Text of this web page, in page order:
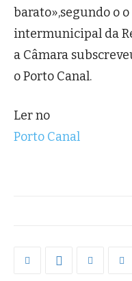
barato»,segundo o
intermunicipal da
a Câmara
o Porto Canal.
Ler no
Porto Canal